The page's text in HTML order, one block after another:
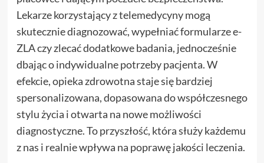
Lekarze korzystający z telemedycyny mogą
skutecznie diagnozować, wypełniać formularze e-
ZLA czy zlecać dodatkowe badania, jednocześnie
dbając o indywidualne potrzeby pacjenta. W
efekcie, opieka zdrowotna staje się bardziej
spersonalizowana, dopasowana do współczesnego
stylu życia i otwarta na nowe możliwości
diagnostyczne. To przyszłość, która służy każdemu
z nas i realnie wpływa na poprawę jakości leczenia.